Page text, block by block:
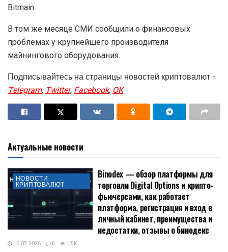
Bitmain.
В том же месяце СМИ сообщили о финансовых
проблемах у крупнейшего производителя
майнингового оборудования.
Подписывайтесь на страницы новостей криптовалют -
Telegram,Twitter,Facebook,OK
Актуальные новости
НОВОСТИ
КРИПТОВАЛЮТ
Binodex — обзор платформы для
торговли Digital Options и крипто-
фьючерсами, как работает
платформа, регистрация и вход в
личный кабинет, преимущества и
недостатки, отзывы о бинодекс
16.07.2026 0 1.5K